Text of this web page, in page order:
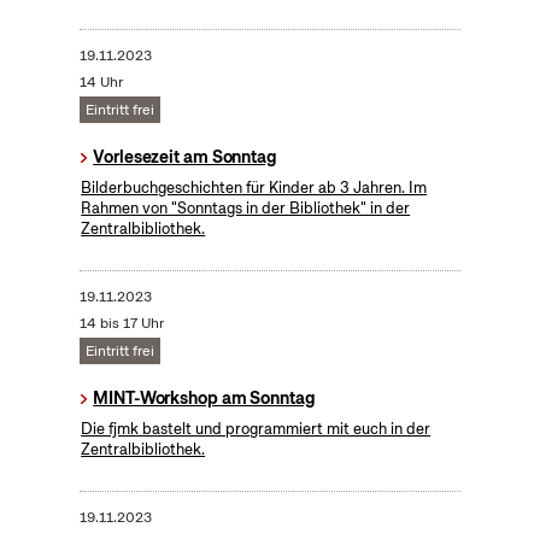
19.11.2023
14 Uhr
Eintritt frei
Vorlesezeit am Sonntag
Bilderbuchgeschichten für Kinder ab 3 Jahren. Im
Rahmen von "Sonntags in der Bibliothek" in der
Zentralbibliothek.
19.11.2023
14 bis 17 Uhr
Eintritt frei
MINT-Workshop am Sonntag
Die fjmk bastelt und programmiert mit euch in der
Zentralbibliothek.
19.11.2023